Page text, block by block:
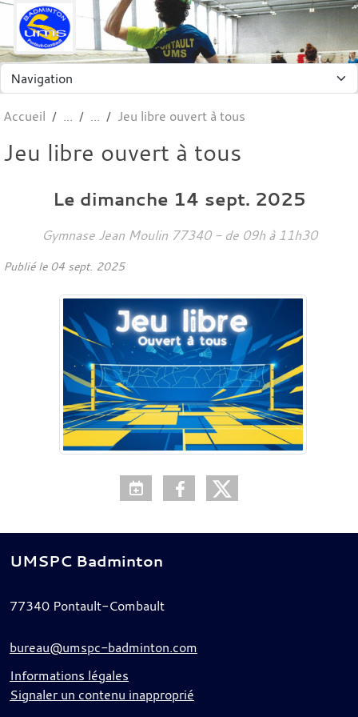
Accueil Jeu libre ouvert à tous
Jeu libre ouvert à tous
Le dimanche 14 sept. 2025
Gymnase Jean Moulin 77340 - de 09h à 11h30
Publié le 04 sept. 2025
UMSPC Badminton
77340 Pontault-Combault
bureau@umspc-badminton.com
Informations légales
Signaler un contenu inapproprié
Panneau de gestion des cookies